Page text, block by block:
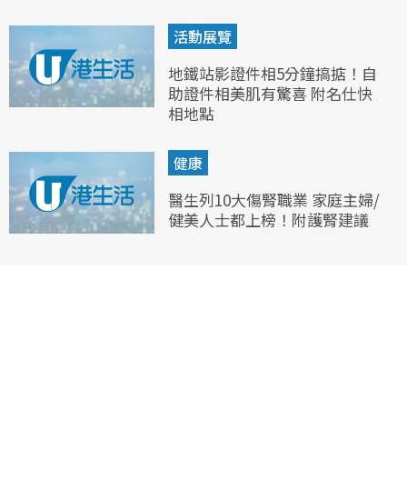
活動展覽
地鐵站影證件相5分鐘搞掂！自
助證件相美肌有驚喜 附名仕快
相地點
健康
醫生列10大傷腎職業 家庭主婦/
健美人士都上榜！附護腎建議